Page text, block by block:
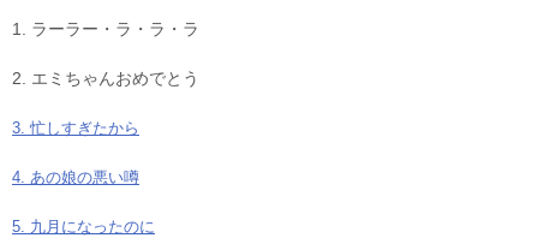
1. ラーラー・ラ・ラ・ラ
2. エミちゃんおめでとう
3. 忙しすぎたから
4. あの娘の悪い噂
5. 九月になったのに